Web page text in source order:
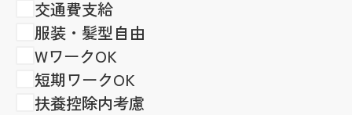
交通費支給
服装・髪型自由
WワークOK
短期ワークOK
扶養控除内考慮